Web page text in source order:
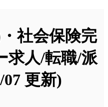
社会保険完
求人/転職/派
07 更新)